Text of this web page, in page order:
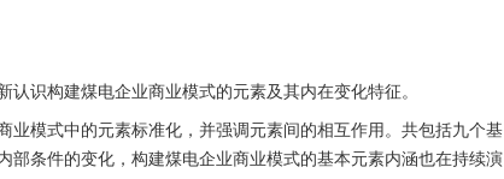
识构建煤电企业商业模式的元素及其内在变化特征。
模式中的元素标准化，并强调元素间的相互作用。共包括九个基
条件的变化，构建煤电企业商业模式的基本元素内涵也在持续演